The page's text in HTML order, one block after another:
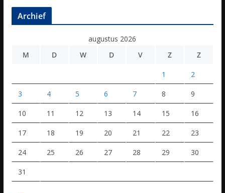
Archief
augustus 2026
M
D W D V Z Z
1 2
3 4 5 6 7 8 9
10 11 12 13 14 15 16
17 18 19 20 21 22 23
24 25 26 27 28 29 30
31